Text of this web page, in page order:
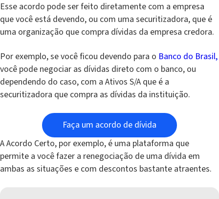
Esse acordo pode ser feito diretamente com a empresa
que você está devendo, ou com uma securitizadora, que é
uma organização que compra dívidas da empresa credora.
Por exemplo, se você ficou devendo para o Banco do Brasil,
você pode negociar as dívidas direto com o banco, ou
dependendo do caso, com a Ativos S/A que é a
securitizadora que compra as dívidas da instituição.
Faça um acordo de dívida
A Acordo Certo, por exemplo, é uma plataforma que
permite a você fazer a renegociação de uma dívida em
ambas as situações e com descontos bastante atraentes.